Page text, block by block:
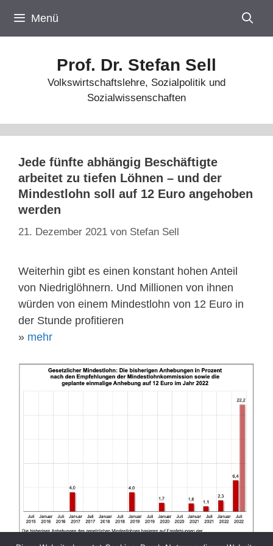
Inhalt
springen
Menü
Prof. Dr. Stefan Sell
Volkswirtschaftslehre, Sozialpolitik und
Sozialwissenschaften
Jede fünfte abhängig Beschäftigte
arbeitet zu tiefen Löhnen – und der
Mindestlohn soll auf 12 Euro angehoben
werden
21. Dezember 2021 von Stefan Sell
Weiterhin gibt es einen konstant hohen Anteil
von Niedriglöhnern. Und Millionen von ihnen
würden von einem Mindestlohn von 12 Euro in
der Stunde profitieren
» mehr